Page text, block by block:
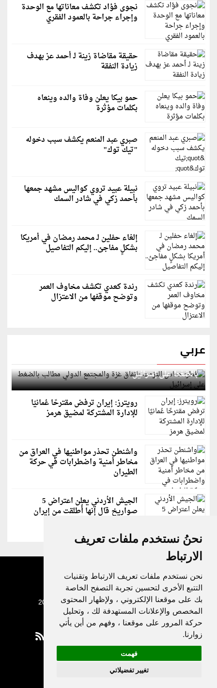
نحنُ نستخدم ملفات تعريف
الارتباط
نحن نستخدم ملفات تعريف الارتباط وتقنيات
التتبع الأخرى لتحسين تجربة التصفح الخاصة
بك على موقعنا الإلكتروني ، ولإظهار المحتوى
المخصص والإعلانات المستهدفة لك ، وتحليل
حركة المرور على موقعنا ، وفهم من أين يأتي
زوارنا.
فهمت
تغيير تفضيلاتي
نجوى فؤاد تكشف معاناتها مع الوحدة
وإجراء جراحة بالعمود الفقري
حقيقة مقاضاة زينة لـ أحمد عز بهدف
زيادة النفقة
حمو بيكا يعلن وفاة والده وينعاه
بكلمات مؤثرة
صبري عبد المنعم يكشف سبب دخوله
"تيك توك"
نبيلة عبيد تروي كواليس مشهد جمعها
بأحمد زكي في شادر السمك
إلغاء حفلين لـ محمد رمضان في أمريكا
بشكلٍ مفاجئ.. إليكم التفاصيل
رندة كعدي تكشف مخاوف العمر
وتوضح موقفها من الاعتزال
عربي
قطر: حماس التزمت باتفاق غزة والمجتمع الدولي مطالب
بالضغط على إسرائيل
رويترز: إيران ترفض مقترحًا عُمانيًا
للإدارة المشتركة لمضيق هرمز
واشنطن تحذر مواطنيها في العراق من
مخاطر أمنية واضطرابات في حركة
الطيران
الجيش الأردني يعلن اعتراض 5
صواريخ قال إنها أُطلقت من إيران
جميع الحقوق محفوظة لدنيا الوطن © 2003 - 2022
Privacy Policy